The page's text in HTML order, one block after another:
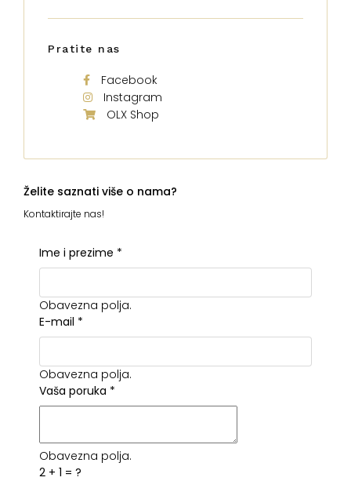
Pratite nas
Facebook
Instagram
OLX Shop
Želite saznati više o nama?
Kontaktirajte nas!
Ime i prezime *
Obavezna polja.
E-mail *
Obavezna polja.
Vaša poruka *
Obavezna polja.
2 + 1 = ?